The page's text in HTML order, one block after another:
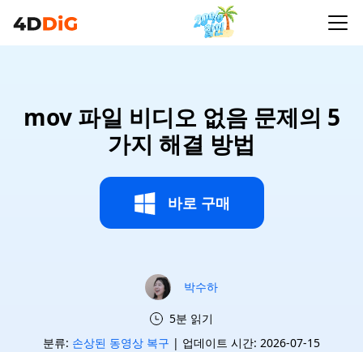
mov 파일 비디오 없음 문제의 5
가지 해결 방법
바로 구매
박수하
5분 읽기
분류: 손상된 동영상 복구 | 업데이트 시간: 2026-07-15